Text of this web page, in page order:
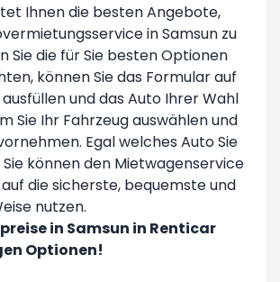
Ihnen die besten Angebote,
in Samsun zu
Sie die für Sie besten Optionen
können Sie das Formular auf
und das Auto Ihrer Wahl
Sie Ihr Fahrzeug auswählen und
Egal welches Auto Sie
können den Mietwagenservice
die sicherste, bequemste und
nutzen.
in Samsun in Renticar
Optionen!